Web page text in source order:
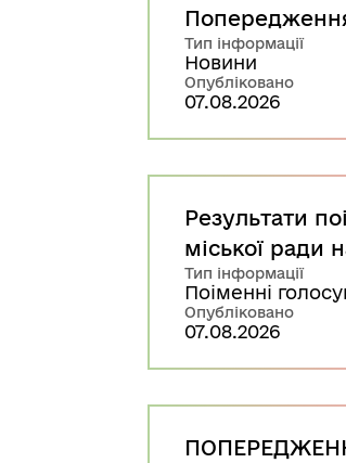
Тип інформації
Новини
Опубліковано
07.08.2026
Результати
міської ради
Тип інформації
Поіменні
Опубліковано
07.08.2026